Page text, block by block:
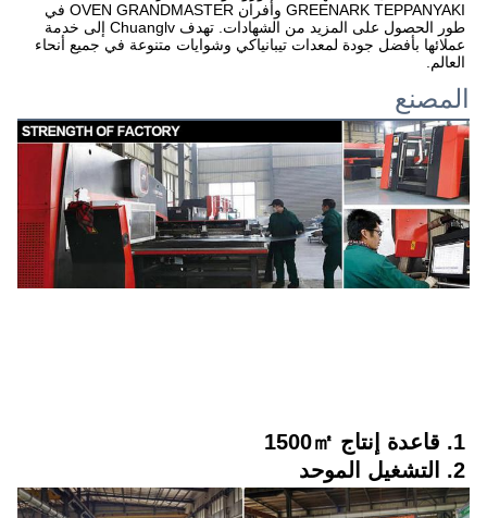
العالم.
المصنع
1. قاعدة إنتاج 1500㎡
2. التشغيل الموحد